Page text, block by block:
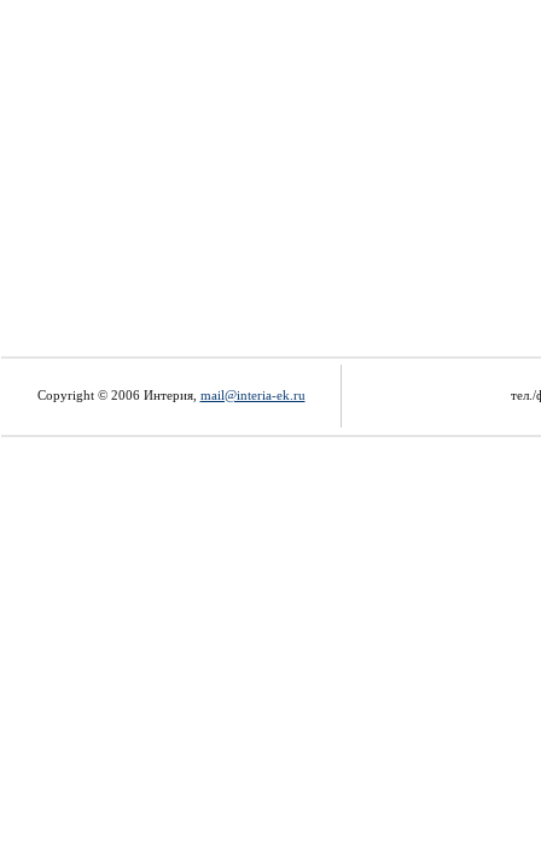
Copyright © 2006 Интерия, mail@interia-ek.ru